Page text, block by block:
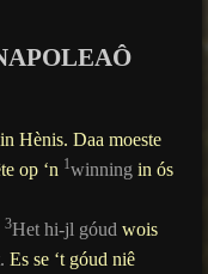
Hènis. Daa moeste
op ‘n 1winning in ós
3Het hi-jl góud wois
Es se ‘t góud niê